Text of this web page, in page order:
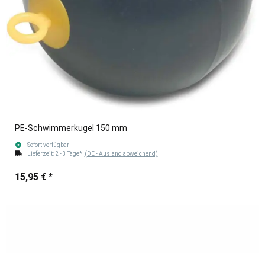
PE-Schwimmerkugel 150 mm
Sofort verfügbar
Lieferzeit: 2 - 3 Tage* (DE - Ausland abweichend)
15,95 € *